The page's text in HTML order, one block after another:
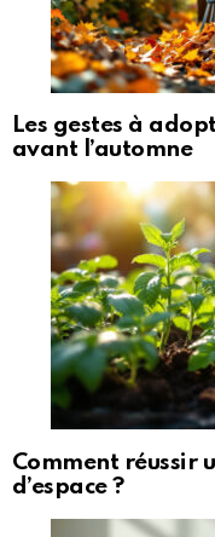
Les gestes à
avant l’automne
Comment réussir
d’espace ?